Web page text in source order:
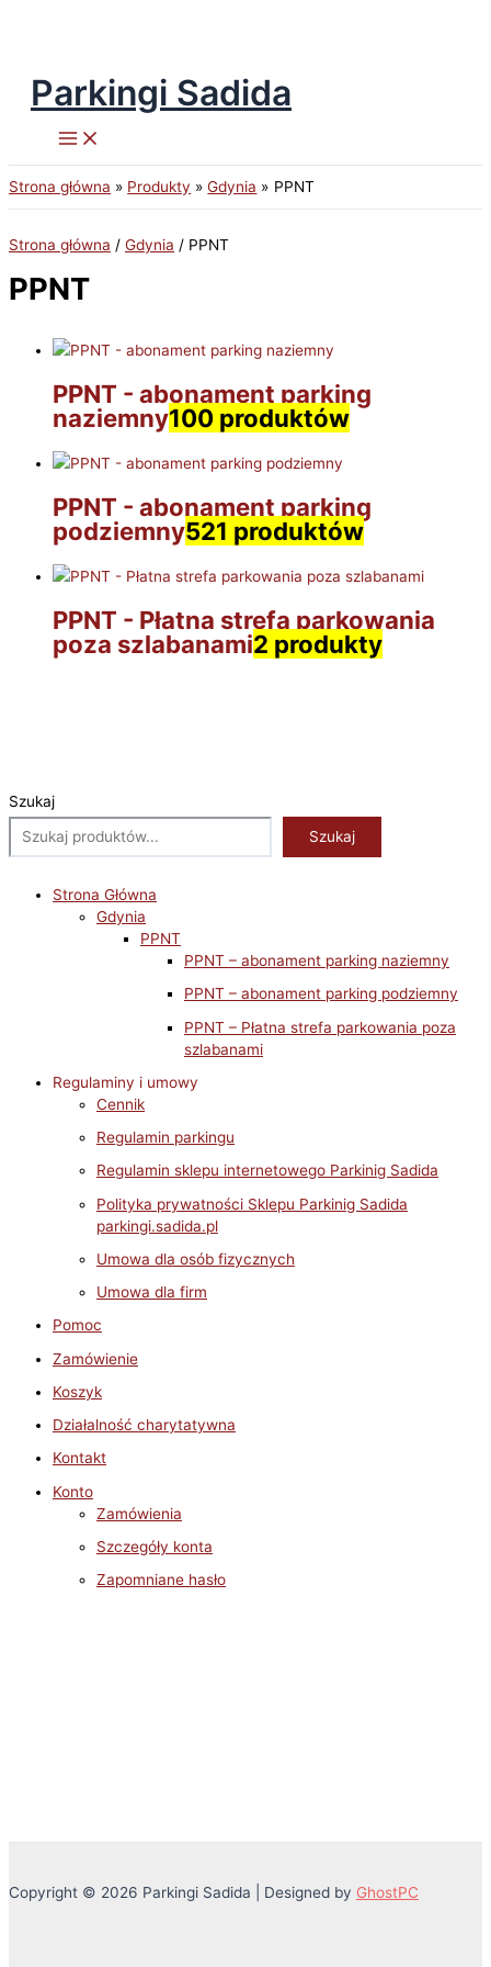
PrzejdźParkingi Sadida
Strona główna Produkty Gdynia PPNT
Szukaj
Szukaj
Strona Główna
Gdynia
PPNT
PPNT – abonament parking naziemny
PPNT – abonament parking podziemny
PPNT – Płatna strefa parkowania poza
szlabanami
Regulaminy i umowy
Cennik
Regulamin parkingu
Regulamin sklepu internetowego Parkinig Sadida
Polityka prywatności Sklepu Parkinig Sadida
parkingi.sadida.pl
Umowa dla osób fizycznych
Umowa dla firm
Pomoc
Zamówienie
Koszyk
Działalność charytatywna
Kontakt
Konto
Zamówienia
Szczegóły konta
Zapomniane hasło
Strona główna / Gdynia / PPNT
PPNT
PPNT - abonament parking
naziemny100 produktów
PPNT - abonament parking
podziemny521 produktów
PPNT - Płatna strefa parkowania
poza szlabanami2 produkty
Copyright © 2026 Parkingi Sadida | Designed by GhostPC